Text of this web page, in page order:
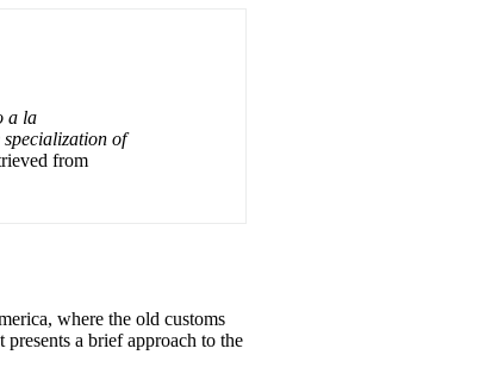
a la
of
from
where the old customs
a brief approach to the